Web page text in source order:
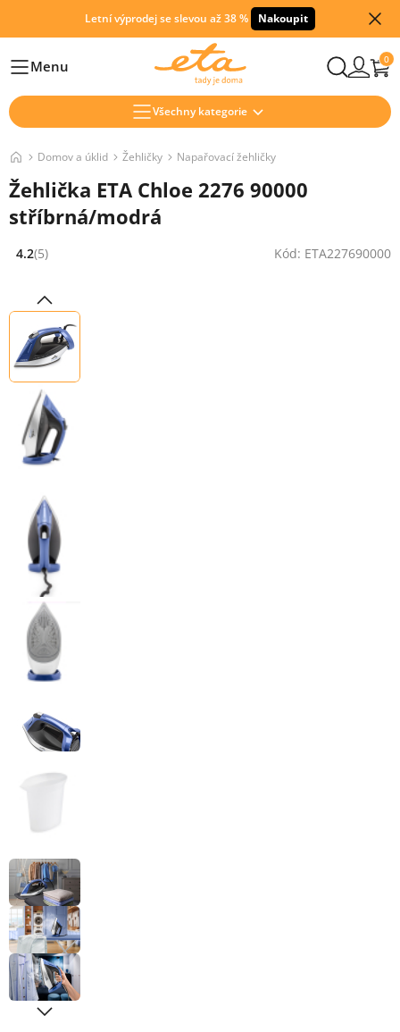
Letní výprodej se slevou až 38 % Nakoupit
HlavníMenu 0
Všechny kategorie
Domov a úklid Žehličky Napařovací žehličky
Žehlička ETA Chloe 2276 90000
stříbrná/modrá
Hodnocení: 4.2 z 5 (5 recenzí)
4.2(5) Kód: ETA227690000